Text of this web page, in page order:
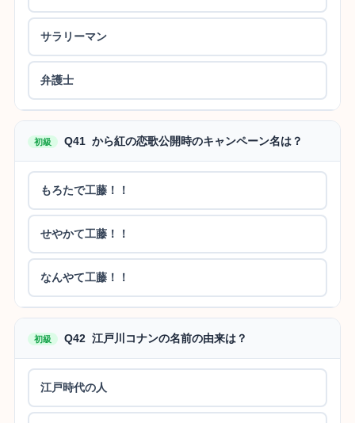
サラリーマン
弁護士
初級 Q41 から紅の恋歌公開時のキャンペーン名は？
もろたで工藤！！
せやかて工藤！！
なんやて工藤！！
初級 Q42 江戸川コナンの名前の由来は？
江戸時代の人